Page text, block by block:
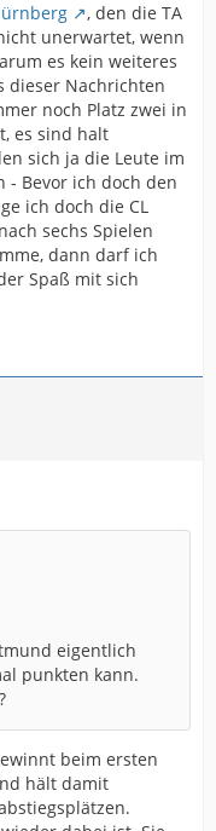
, den die TA
unerwartet, wenn
es kein weiteres
dieser Nachrichten
noch Platz zwei in
es sind halt
sich ja die Leute im
Bevor ich doch den
ich doch die CL
sechs Spielen
dann darf ich
Spaß mit sich
eigentlich
punkten kann.
beim ersten
hält damit